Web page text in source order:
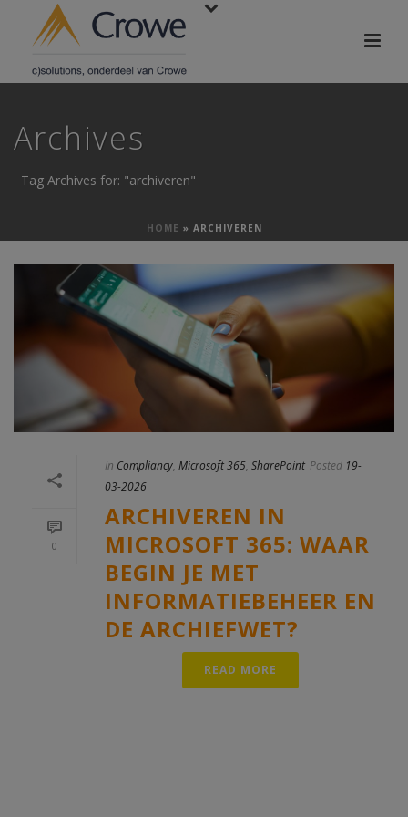
Archives
Tag Archives for: "archiveren"
HOME » ARCHIVEREN
0
In Compliancy, Microsoft 365, SharePoint Posted 19-
03-2026
ARCHIVEREN IN
MICROSOFT 365: WAAR
BEGIN JE MET
INFORMATIEBEHEER EN
DE ARCHIEFWET?
READ MORE